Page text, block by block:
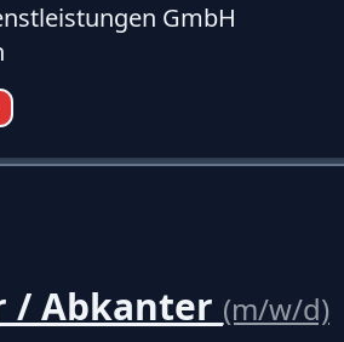
GmbH
/ Abkanter (m/w/d)